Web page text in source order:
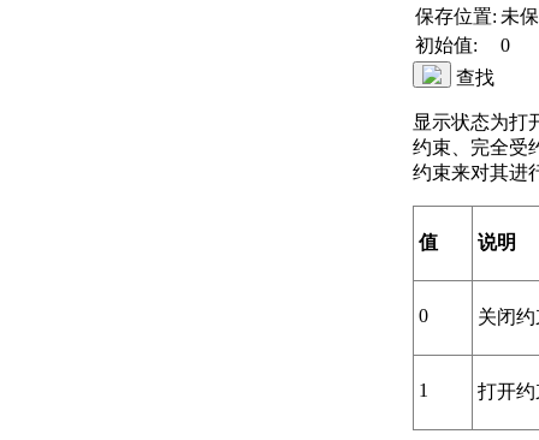
保存位置: 未
初始值:
0
查找
显示状态为打
约束、完全受
约束来对其进
值 说明
0 关闭
1 打开